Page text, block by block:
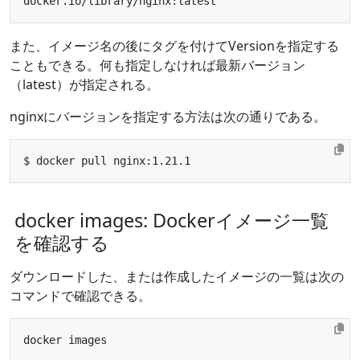
また、イメージ名の後にタグを付けてVersionを指定する
こともできる。何も指定しなければ最新バージョン
（latest）が指定される。
nginxにバージョンを指定する方法は次の通りである。
docker images: Dockerイメージ一覧
を確認する
ダウンロードした、または作成したイメージの一覧は次の
コマンドで確認できる。